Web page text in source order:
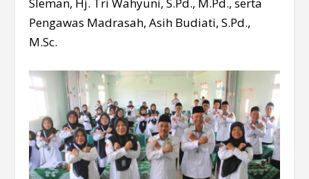
Pengawas Madrasah, Asih Budiati, S.Pd.,
M.Sc.